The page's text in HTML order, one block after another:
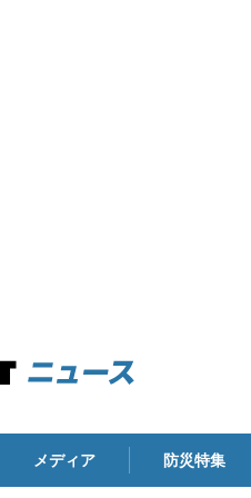
メディア 防災特集